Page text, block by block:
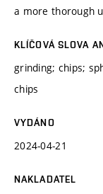
a more thorough
KLÍČOVÁ SLOVA
grinding; chips;
chips
VYDÁNO
2024-04-21
NAKLADATEL